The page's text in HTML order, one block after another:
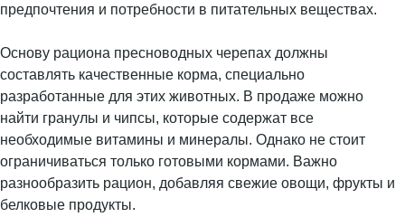
предпочтения и потребности в питательных веществах.
Основу рациона пресноводных черепах должны
составлять качественные корма, специально
разработанные для этих животных. В продаже можно
найти гранулы и чипсы, которые содержат все
необходимые витамины и минералы. Однако не стоит
ограничиваться только готовыми кормами. Важно
разнообразить рацион, добавляя свежие овощи, фрукты и
белковые продукты.